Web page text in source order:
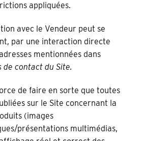
appliquées.
avec le Vendeur peut se
par une interaction directe
mentionnées dans
de contact du Site.
de faire en sorte que toutes
sur le Site concernant la
(images
présentations multimédias,